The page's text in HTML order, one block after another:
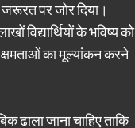
जरूरत पर जोर दिया।
विद्यार्थियों के भविष्य को
क्षमताओं का मूल्यांकन करने
ढाला जाना चाहिए ताकि